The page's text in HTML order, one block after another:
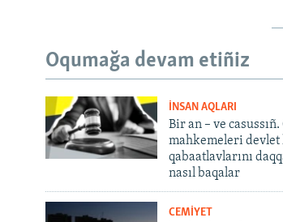
Oqumağa devam etiñiz
İNSAN AQLARI
Bir an – ve casussıñ.
mahkemeleri
qabaatlavlarını
nasıl baqalar
CEMİYET